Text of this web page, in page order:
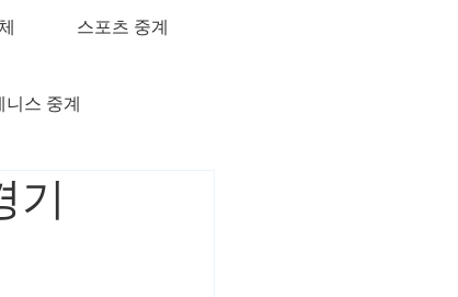
스포츠 중계
니스 중계
기